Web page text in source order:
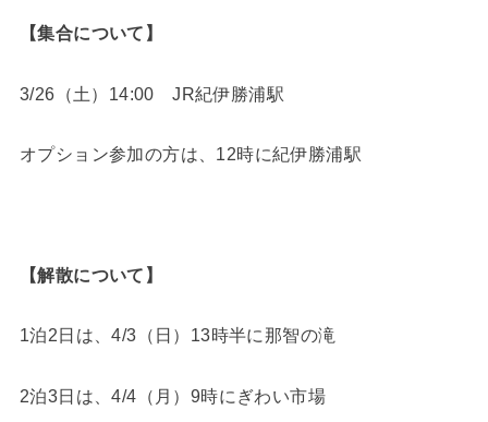
【集合について】
3/26（土）14:00 JR紀伊勝浦駅
オプション参加の方は、12時に紀伊勝浦駅
【解散について】
1泊2日は、4/3（日）13時半に那智の滝
2泊3日は、4/4（月）9時にぎわい市場